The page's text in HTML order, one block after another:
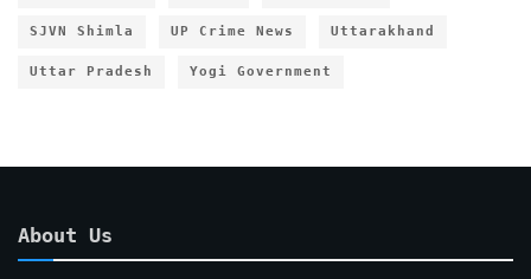
SJVN Shimla UP Crime News Uttarakhand
Uttar Pradesh Yogi Government
About Us